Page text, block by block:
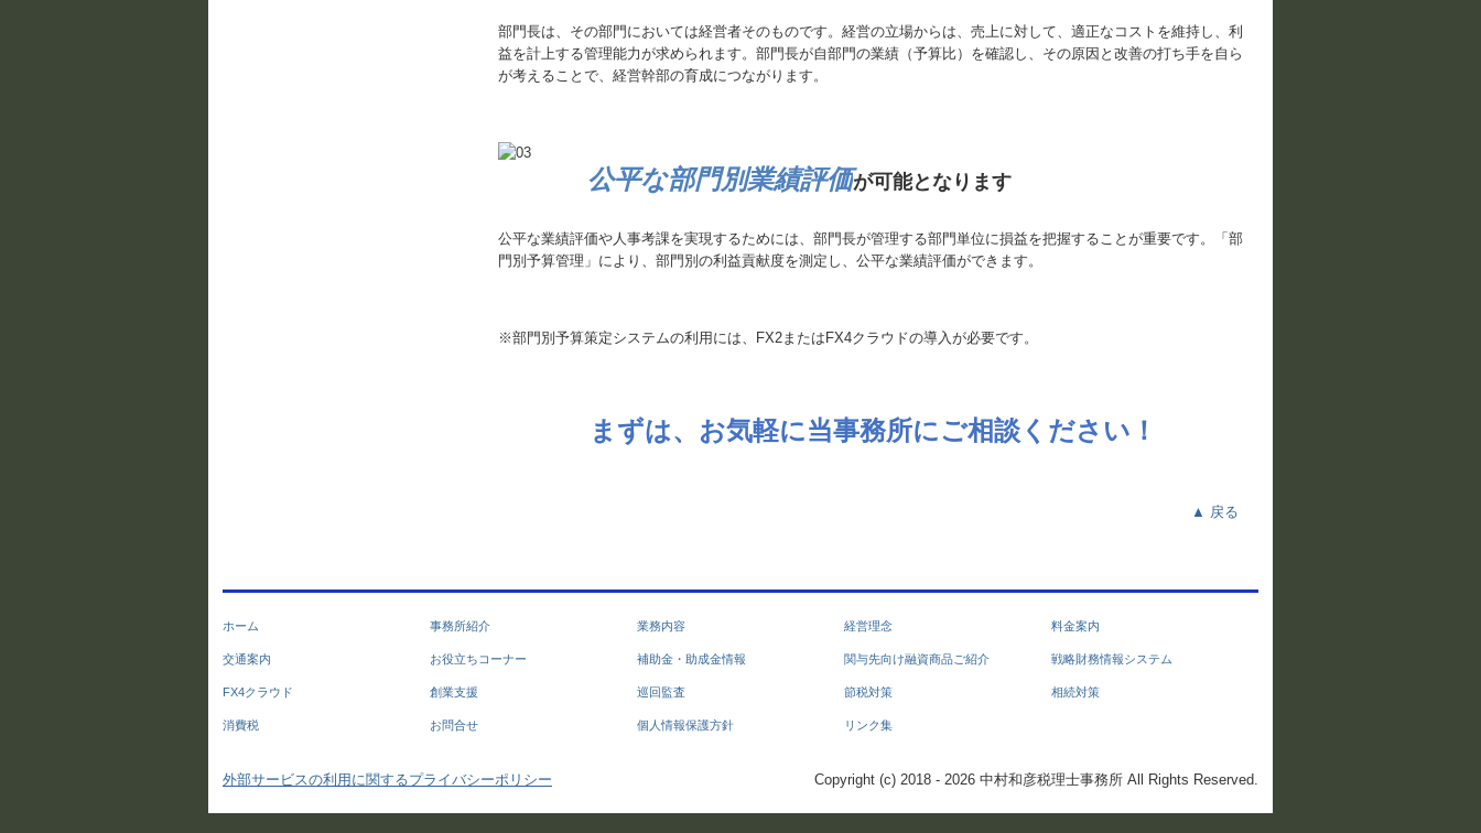
部門長は、その部門においては経営者そのものです。経営の立場からは、売上に対して、適正なコストを維持し、利
益を計上する管理能力が求められます。部門長が自部門の業績（予算比）を確認し、その原因と改善の打ち手を自ら
が考えることで、経営幹部の育成につながります。
公平な部門別業績評価が可能となります
公平な業績評価や人事考課を実現するためには、部門長が管理する部門単位に損益を把握することが重要です。「部
門別予算管理」により、部門別の利益貢献度を測定し、公平な業績評価ができます。
※部門別予算策定システムの利用には、FX2またはFX4クラウドの導入が必要です。
まずは、お気軽に当事務所にご相談ください！
▲ 戻る
ホーム 事務所紹介 業務内容 経営理念 料金案内
交通案内 お役立ちコーナー 補助金・助成金情報 関与先向け融資商品ご紹介 戦略財務情報システム
FX4クラウド 創業支援 巡回監査 節税対策 相続対策
消費税 お問合せ 個人情報保護方針 リンク集
外部サービスの利用に関するプライバシーポリシー Copyright (c) 2018 - 2026 中村和彦税理士事務所 All Rights Reserved.